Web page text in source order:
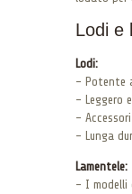
Lodi e
Lodi:
– Potente
– Leggero
–
– Lunga
Lamentele:
– I modelli